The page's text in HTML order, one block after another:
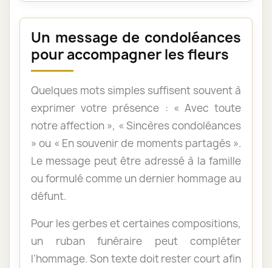
Un message de condoléances
pour accompagner les fleurs
Quelques mots simples suffisent souvent à
exprimer votre présence : « Avec toute
notre affection », « Sincères condoléances
» ou « En souvenir de moments partagés ».
Le message peut être adressé à la famille
ou formulé comme un dernier hommage au
défunt.
Pour les gerbes et certaines compositions,
un ruban funéraire peut compléter
l’hommage. Son texte doit rester court afin